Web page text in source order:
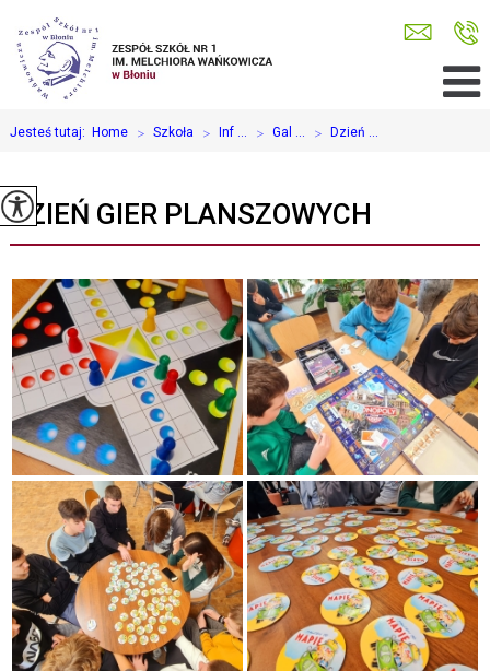
Jesteś tutaj: Home > Szkoła > Inf ... > Gal ... > Dzień ...
DZIEŃ GIER PLANSZOWYCH